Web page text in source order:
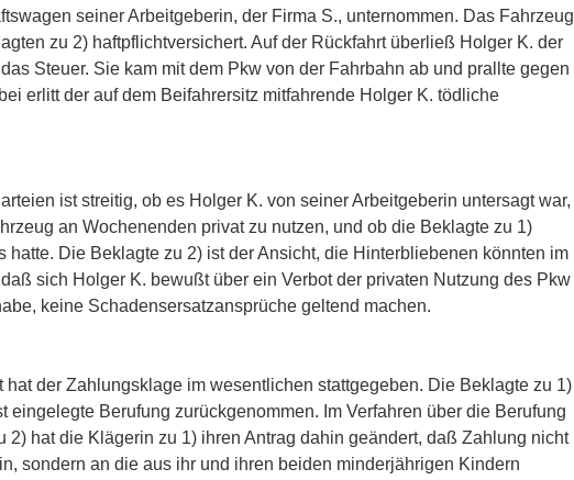
seiner Arbeitgeberin, der Firma S., unternommen. Das Fahrzeug
zu 2) haftpflichtversichert. Auf der Rückfahrt überließ Holger K. der
Steuer. Sie kam mit dem Pkw von der Fahrbahn ab und prallte gegen
erlitt der auf dem Beifahrersitz mitfahrende Holger K. tödliche
ist streitig, ob es Holger K. von seiner Arbeitgeberin untersagt war,
an Wochenenden privat zu nutzen, und ob die Beklagte zu 1)
hatte. Die Beklagte zu 2) ist der Ansicht, die Hinterbliebenen könnten im
sich Holger K. bewußt über ein Verbot der privaten Nutzung des Pkw
keine Schadensersatzansprüche geltend machen.
hat der Zahlungsklage im wesentlichen stattgegeben. Die Beklagte zu 1)
eingelegte Berufung zurückgenommen. Im Verfahren über die Berufung
2) hat die Klägerin zu 1) ihren Antrag dahin geändert, daß Zahlung nicht
sondern an die aus ihr und ihren beiden minderjährigen Kindern